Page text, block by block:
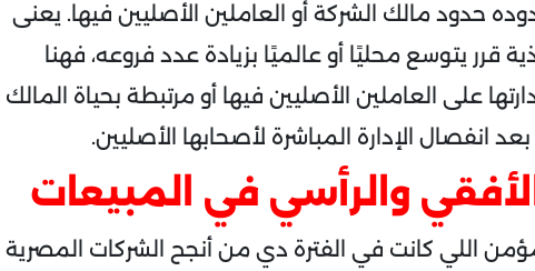
حدود مالك الشركة أو العاملين الأصليين فيها. يعنى
قرر يتوسع محليًا أو عالميًا بزيادة عدد فروعه، فهنا
على العاملين الأصليين فيها أو مرتبطة بحياة المالك
انفصال الإدارة المباشرة لأصحابها الأصليين.
والرأسي في المبيعات
مؤمن اللي كانت في الفترة دي من أنجح الشركات المصرية